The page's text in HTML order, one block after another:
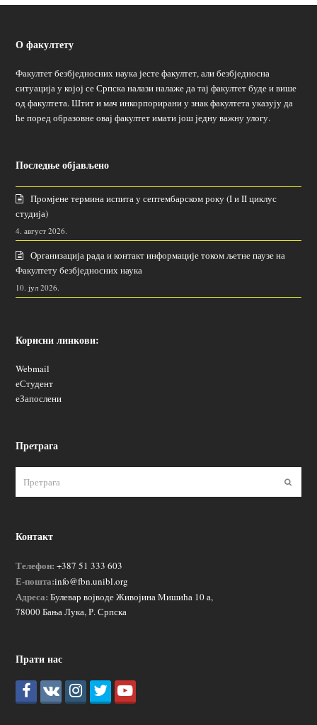
О факултету
Факултет безбједносних наука јесте факултет, али безбједносна
ситуација у којој се Српска налази налаже да тај факултет буде и више
од факултета. Штит и мач инкорпорирани у знак факултета указују да
ће поред образовне овај факултет имати још једну важну улогу.
Последње објављено
Промјене термина испита у септембарском року (I и II циклус
студија)
4. август 2026.
Организација рада и контакт информације током љетне паузе на
Факултету безбједносних наука
10. јул 2026.
Корисни линкови:
Webmail
еСтудент
еЗапослени
Претрага
Контакт
Телефон: +387 51 333 603
Е-пошта:info@fbn.unibl.org
Адреса: Булевар војводе Живојина Мишића 10 а,
78000 Бања Лука, Р. Српска
Прати нас